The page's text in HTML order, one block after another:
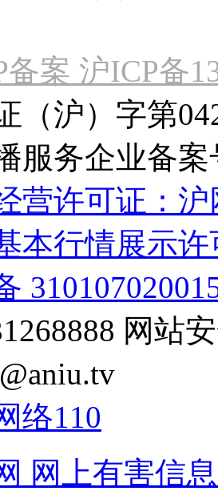
案 沪ICP备
（沪）字第
服务企业备案
营许可证：
本行情展示许
网站
络110
网上有害信